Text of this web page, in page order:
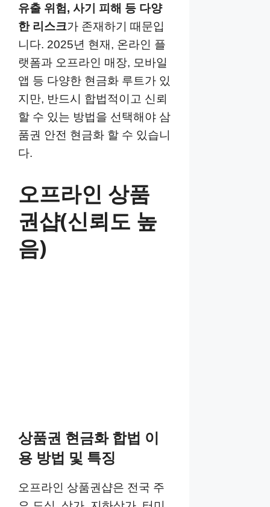
유출 위험, 사기 피해 등 다양
한 리스크가 존재하기 때문입
니다. 2025년 현재, 온라인 플
랫폼과 오프라인 매장, 모바일
앱 등 다양한 현금화 루트가 있
지만, 반드시 합법적이고 신뢰
할 수 있는 방법을 선택해야 삼
품권 안전 현금화 할 수 있습니
다.
오프라인 상품
권샵(신뢰도 높
음)
상품권 현금화 합법 이
용 방법 및 특징
오프라인 상품권샵은 전국 주